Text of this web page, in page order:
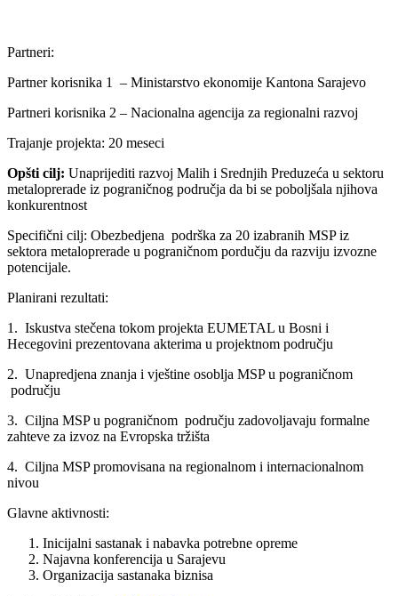
Partneri:
Partner korisnika 1 – Ministarstvo ekonomije Kantona Sarajevo
Partneri korisnika 2 – Nacionalna agencija za regionalni razvoj
Trajanje projekta: 20 meseci
Opšti cilj: Unaprijediti razvoj Malih i Srednjih Preduzeća u sektoru
metaloprerade iz pograničnog područja da bi se poboljšala njihova
konkurentnost
Specifični cilj: Obezbedjena podrška za 20 izabranih MSP iz
sektora metaloprerade u pograničnom pordučju da razviju izvozne
potencijale.
Planirani rezultati:
1. Iskustva stečena tokom projekta EUMETAL u Bosni i
Hecegovini prezentovana akterima u projektnom području
2. Unapredjena znanja i vještine osoblja MSP u pograničnom
području
3. Ciljna MSP u pograničnom području zadovoljavaju formalne
zahteve za izvoz na Evropska tržišta
4. Ciljna MSP promovisana na regionalnom i internacionalnom
nivou
Glavne aktivnosti:
Inicijalni sastanak i nabavka potrebne opreme
Najavna konferencija u Sarajevu
Organizacija sastanaka biznisa